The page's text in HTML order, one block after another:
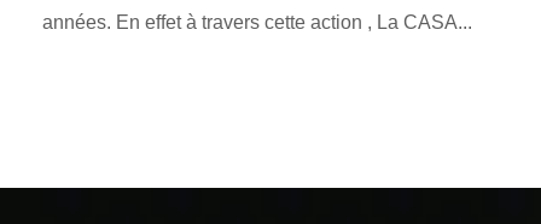
années. En effet à travers cette action , La CASA...